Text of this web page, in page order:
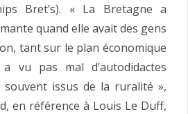
Bret’s). « La Bretagne a
quand elle avait des gens
tant sur le plan économique
vu pas mal d’autodidactes
souvent issus de la ruralité »,
en référence à Louis Le Duff,